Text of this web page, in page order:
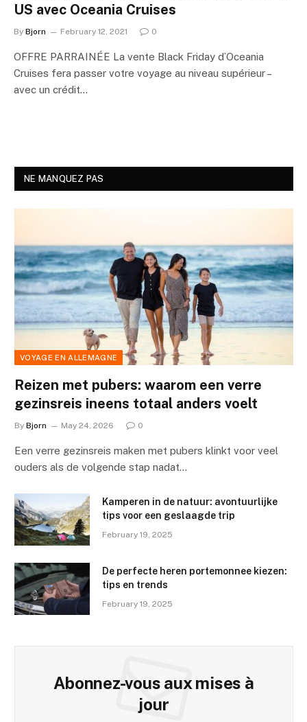
US avec Oceania Cruises
By Bjorn February 12, 2021 0
OFFRE PARRAINÉE La vente Black Friday d’Oceania
Cruises fera passer votre voyage au niveau supérieur –
avec un crédit…
NE MANQUEZ PAS
VOYAGE EN ALLEMAGNE
Reizen met pubers: waarom een verre
gezinsreis ineens totaal anders voelt
By Bjorn May 24, 2026 0
Een verre gezinsreis maken met pubers klinkt voor veel
ouders als de volgende stap nadat…
Kamperen in de natuur: avontuurlijke
tips voor een geslaagde trip
February 19, 2025
De perfecte heren portemonnee kiezen:
tips en trends
February 19, 2025
Abonnez-vous aux mises à
jour